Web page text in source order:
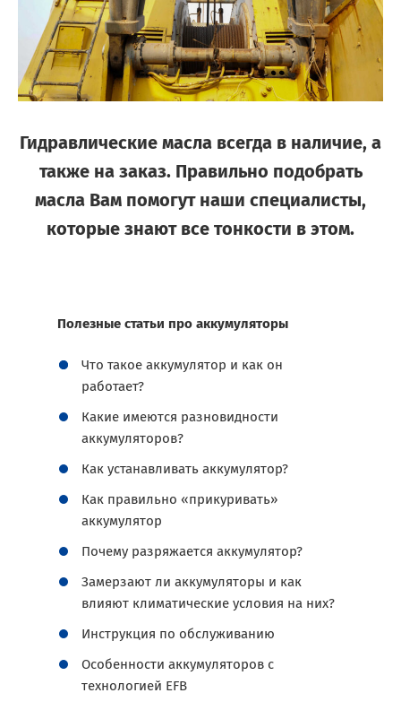
Гидравлические масла всегда в наличие, а
также на заказ. Правильно подобрать
масла Вам помогут наши специалисты,
которые знают все тонкости в этом.
Полезные статьи про аккумуляторы
Что такое аккумулятор и как он
работает?
Какие имеются разновидности
аккумуляторов?
Как устанавливать аккумулятор?
Как правильно «прикуривать»
аккумулятор
Почему разряжается аккумулятор?
Замерзают ли аккумуляторы и как
влияют климатические условия на них?
Инструкция по обслуживанию
Особенности аккумуляторов с
технологией EFB